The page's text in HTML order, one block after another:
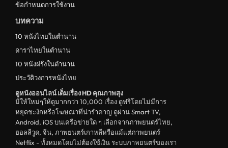
ข้อกำหนดการใช้งาน
บทความ
10 หนังไทยในตำนาน
ดาราไทยในตำนาน
10 หนังฝรั่งในตำนาน
ประวัติวงการหนังไทย
ดูหนังออนไลน์ เต็มเรื่อง HD คุณภาพสุง
มีให้ใหม่ๆให้ดูมากกว่า 10,000 เรื่อง ดูฟรีโดยไม่มีการ
หยุดชะงักหรือโฆษณาที่น่ารำคาญ ดูผ่าน Smart TV,
Android, iOS บนเครือข่ายใด ๆ เลือกจากภาพยนตร์ไทย,
ฮอลลีวูด, จีน, ภาพยนตร์เกาหลีหรือแม้แต่ภาพยนตร์
Netflix - ทั้งหมดโดยไม่ต้องใช้เงิน ระบบภาพยนตร์ของเรา